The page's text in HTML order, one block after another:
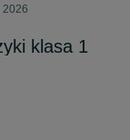
2026
klasa 1